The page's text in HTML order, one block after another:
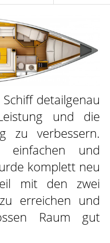
detailgenau
und die
zu verbessern.
einfachen und
komplett neu
mit den zwei
erreichen und
Raum gut